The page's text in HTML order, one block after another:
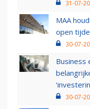
31-07-
MAA
open
30-07-
Business
30-07-